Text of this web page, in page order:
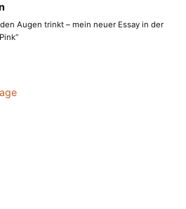
Augen trinkt – mein neuer Essay in der